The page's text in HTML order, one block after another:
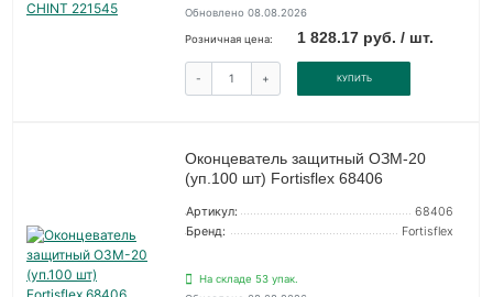
Обновлено 08.08.2026
Розничная цена: 1 828.17 руб. / шт.
- + КУПИТЬ
Оконцеватель защитный ОЗМ-20
(уп.100 шт) Fortisflex 68406
Артикул:
68406
Бренд:
Fortisflex
На складе 53 упак.